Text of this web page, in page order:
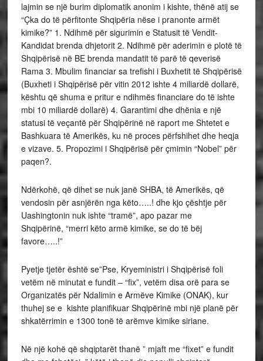
lajmin se një burim diplomatik anonim i kishte, thënë atij se
“Çka do të përfitonte Shqipëria nëse i pranonte armët
kimike?” 1. Ndihmë për sigurimin e Statusit të Vendit-
Kandidat brenda dhjetorit 2. Ndihmë për aderimin e plotë të
Shqipërisë në BE brenda mandatit të parë të qeverisë
Rama 3. Mbulim financiar sa trefishi i Buxhetit të Shqipërisë
(Buxheti i Shqipërisë për vitin 2012 ishte 4 miliardë dollarë,
kështu që shuma e pritur e ndihmës financiare do të ishte
mbi 10 miliardë dollarë) 4. Garantimi dhe dhënia e një
statusi të veçantë për Shqipërinë në raport me Shtetet e
Bashkuara të Amerikës, ku në proces përfshihet dhe heqja
e vizave. 5. Propozimi i Shqipërisë për çmimin “Nobel” për
paqen?.
Ndërkohë, që dihet se nuk janë SHBA, të Amerikës, që
vendosin për asnjërën nga këto…..! dhe kjo çështje për
Uashingtonin nuk ishte “tramë”, apo pazar me
Shqipërinë, “merri këto armë kimike, se do të bëj
favore…..!”
Pyetje tjetër është se”Pse, Kryeministri i Shqipërisë foli
vetëm në minutat e fundit – “fix”, vetëm disa orë para se
Organizatës për Ndalimin e Armëve Kimike (ONAK), kur
thuhej se e kishte planifikuar Shqipërinë mbi një planë për
shkatërrimin e 1300 tonë të arëmve kimike siriane.
Në një kohë që shqiptarët thanë ” mjaft me “fixet” e fundit